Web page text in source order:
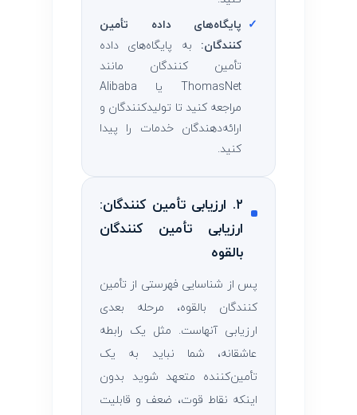
✓ پایگاه‌های داده تأمین
‌کنندگان: به پایگاه‌های داده
تأمین ‌کنندگان مانند
ThomasNet یا Alibaba
مراجعه کنید تا تولیدکنندگان و
ارائه‌دهندگان خدمات را پیدا
کنید.
۲. ارزیابی تأمین ‌کنندگان:
ارزیابی تأمین ‌کنندگان
بالقوه
پس از شناسایی فهرستی از تأمین
‌کنندگان بالقوه، مرحله بعدی
ارزیابی آنهاست. مثل یک رابطه
عاشقانه، شما نباید به یک
تأمین‌کننده متعهد شوید بدون
اینکه نقاط قوت، ضعف و قابلیت